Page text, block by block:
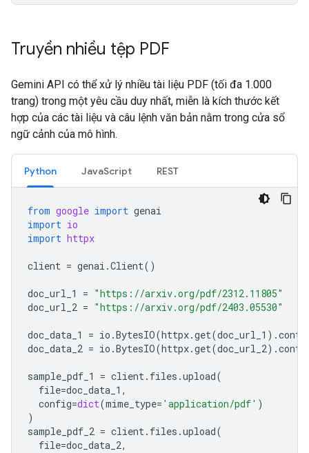
Truyền nhiều tệp PDF
Gemini API có thể xử lý nhiều tài liệu PDF (tối đa 1.000
trang) trong một yêu cầu duy nhất, miễn là kích thước kết
hợp của các tài liệu và câu lệnh văn bản nằm trong cửa sổ
ngữ cảnh của mô hình.
Python JavaScript REST
from google import genai
import io
import httpx
client = genai .Client()
doc_url_1 = "https://arxiv.org/pdf/2312.11805"
doc_url_2 = "https://arxiv.org/pdf/2403.05530"
doc_data_1 = io .BytesIO(httpx.get(doc_url_1 ) .
doc_data_2 = io .BytesIO(httpx.get(doc_url_2) .
sample_pdf_1 = client. files .upload(
file=doc_data_1 ,
config=dict(mime_type= 'application/pdf' )
)
sample_pdf_2 = client. files .upload(
file=doc_data_2,